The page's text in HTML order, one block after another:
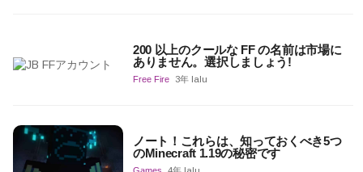
200 以上のクールな FF の名前は市場に
ありません。選択しましょう!
Free Fire 3年 lalu
ノート！これらは、知っておくべき5つ
のMinecraft 1.19の秘密です